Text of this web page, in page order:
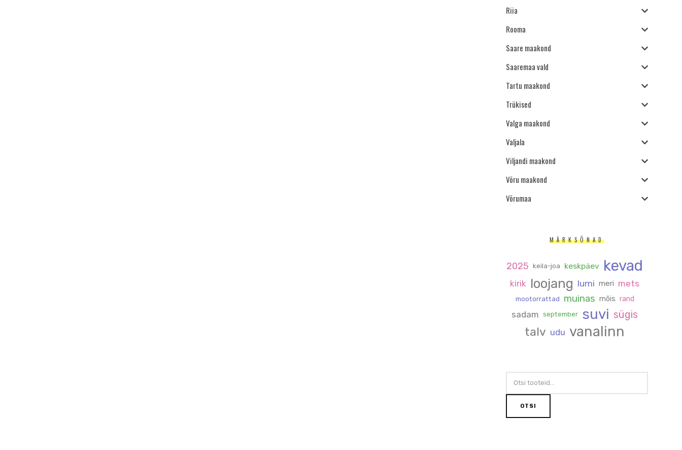
Riia
Rooma
Saare maakond
Saaremaa vald
Tartu maakond
Trükised
Valga maakond
Valjala
Viljandi maakond
Võru maakond
Võrumaa
MÄRKSÕNAD
2025 keila-joa keskpäev kevad
kirik loojang lumi meri mets
mootorrattad muinas mõis rand
sadam september suvi sügis
talv udu vanalinn
OTSI